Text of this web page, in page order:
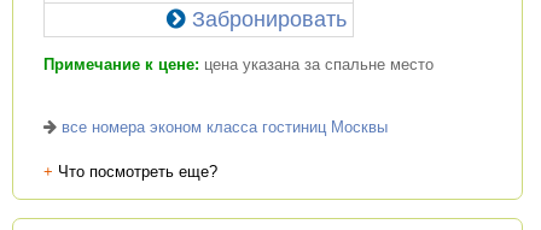
Забронировать
Примечание к цене: цена указана за спальне место
все номера эконом класса гостиниц Москвы
+ Что посмотреть еще?